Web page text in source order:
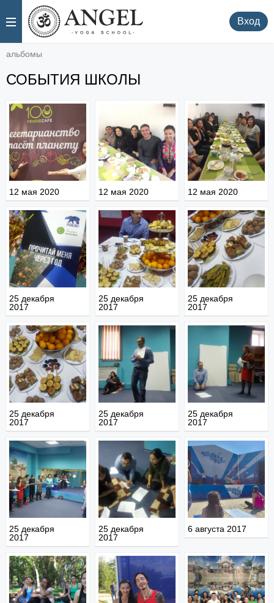
. Вход
альбомы
СОБЫТИЯ ШКОЛЫ
12 мая 2020 12 мая 2020 12 мая 2020
25 декабря
2017
25 декабря
2017
25 декабря
2017
25 декабря
2017
25 декабря
2017
25 декабря
2017
25 декабря
2017
25 декабря
2017
6 августа 2017